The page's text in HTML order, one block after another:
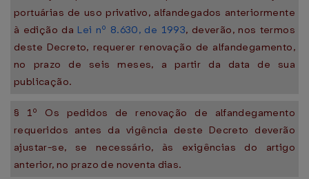
portuárias de uso privativo, alfandegados anteriormente
à edição da Lei nº 8.630, de 1993, deverão, nos termos
deste Decreto, requerer renovação de alfandegamento,
no prazo de seis meses, a partir da data de sua
publicação.
§ 1º Os pedidos de renovação de alfandegamento
requeridos antes da vigência deste Decreto deverão
ajustar-se, se necessário, às exigências do artigo
anterior, no prazo de noventa dias.